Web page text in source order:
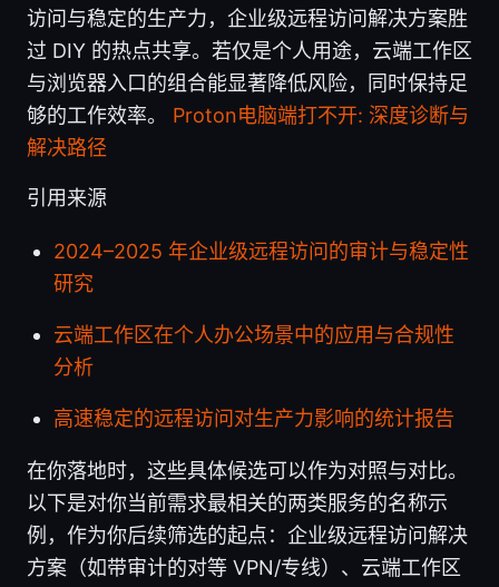
访问与稳定的生产力，企业级远程访问解决方案胜
过 DIY 的热点共享。若仅是个人用途，云端工作区
与浏览器入口的组合能显著降低风险，同时保持足
够的工作效率。 Proton电脑端打不开: 深度诊断与
解决路径
引用来源
2024–2025 年企业级远程访问的审计与稳定性
研究
云端工作区在个人办公场景中的应用与合规性
分析
高速稳定的远程访问对生产力影响的统计报告
在你落地时，这些具体候选可以作为对照与对比。
以下是对你当前需求最相关的两类服务的名称示
例，作为你后续筛选的起点：企业级远程访问解决
方案（如带审计的对等 VPN/专线）、云端工作区